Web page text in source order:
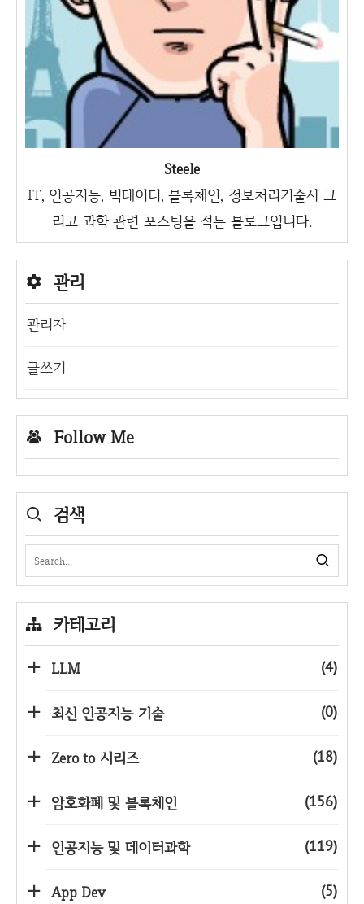
Steele
IT, 인공지능, 빅데이터, 블록체인, 정보처리기술사 그
리고 과학 관련 포스팅을 적는 블로그입니다.
관리
관리자
글쓰기
Follow Me
검색
카테고리
LLM (4)
최신 인공지능 기술 (0)
Zero to 시리즈 (18)
암호화폐 및 블록체인 (156)
인공지능 및 데이터과학 (119)
App Dev (5)